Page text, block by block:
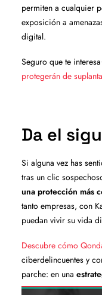
permiten a cualquier
exposición a
digital.
Seguro que te
protegerán de
Da el
Si alguna vez has
tras un clic
una protección más
tanto empresas, con
puedan vivir su vida
Descubre cómo
ciberdelincuentes y
parche: en una